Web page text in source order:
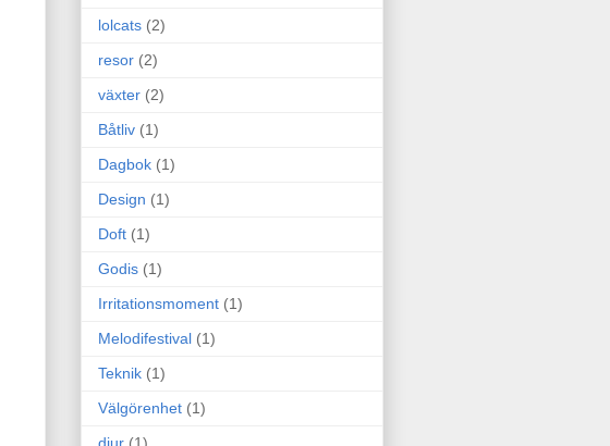
lolcats (2)
resor (2)
växter (2)
Båtliv (1)
Dagbok (1)
Design (1)
Doft (1)
Godis (1)
Irritationsmoment (1)
Melodifestival (1)
Teknik (1)
Välgörenhet (1)